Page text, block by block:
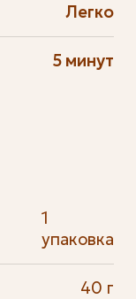
Легко
5 минут
1
упаковка
40 г